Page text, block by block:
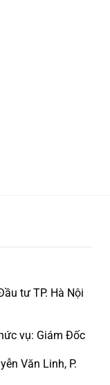
tư TP. Hà Nội
vụ: Giám Đốc
Văn Linh, P.